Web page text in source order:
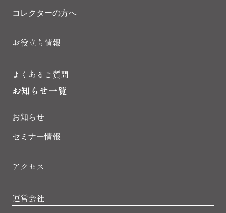
コレクターの方へ
お役立ち情報
よくあるご質問
お知らせ一覧
お知らせ
セミナー情報
アクセス
運営会社